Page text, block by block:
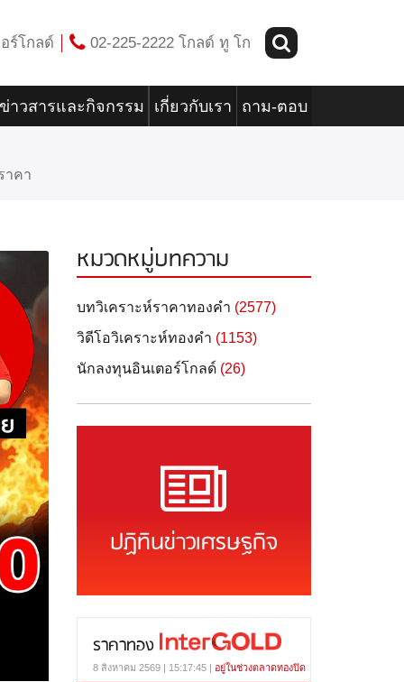
ร์โกลด์ 02-225-2222 โกลด์ ทู โก
ข่าวสารและกิจกรรม เกี่ยวกับเรา ถาม-ตอบ
าคา
หมวดหมู่บทความ
บทวิเคราะห์ราคาทองคำ (2577)
วิดีโอวิเคราะห์ทองคำ (1153)
นักลงทุนอินเตอร์โกลด์ (26)
ปฏิทินข่าวเศรษฐกิจ
ราคาทอง
8 สิงหาคม 2569 | 15:17:45 | อยู่ในช่วงตลาดทองปิด